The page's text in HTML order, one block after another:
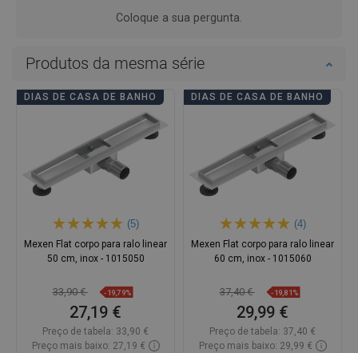
Coloque a sua pergunta.
Produtos da mesma série
DIAS DE CASA DE BANHO
(5)
Mexen Flat corpo para ralo linear
50 cm, inox - 1015050
33,90 € -19,79%
27,19 €
Preço de tabela: 33,90 €
Preço mais baixo: 27,19 €
DIAS DE CASA DE BANHO
(4)
Mexen Flat corpo para ralo linear
60 cm, inox - 1015060
37,40 € -19,81%
29,99 €
Preço de tabela: 37,40 €
Preço mais baixo: 29,99 €